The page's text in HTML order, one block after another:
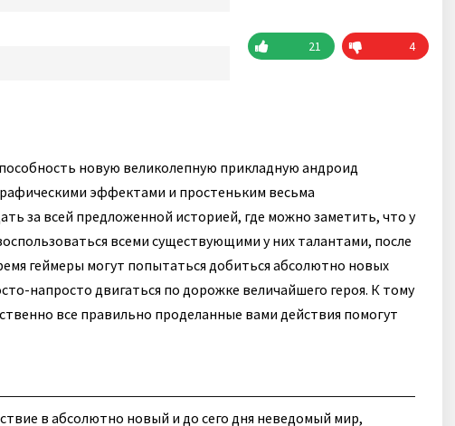
21 4
новую великолепную прикладную андроид
эффектами и простеньким весьма
за всей предложенной историей, где можно заметить, что у
всеми существующими у них талантами, после
геймеры могут попытаться добиться абсолютно новых
напросто двигаться по дорожке величайшего героя. К тому
все правильно проделанные вами действия помогут
в абсолютно новый и до сего дня неведомый мир,